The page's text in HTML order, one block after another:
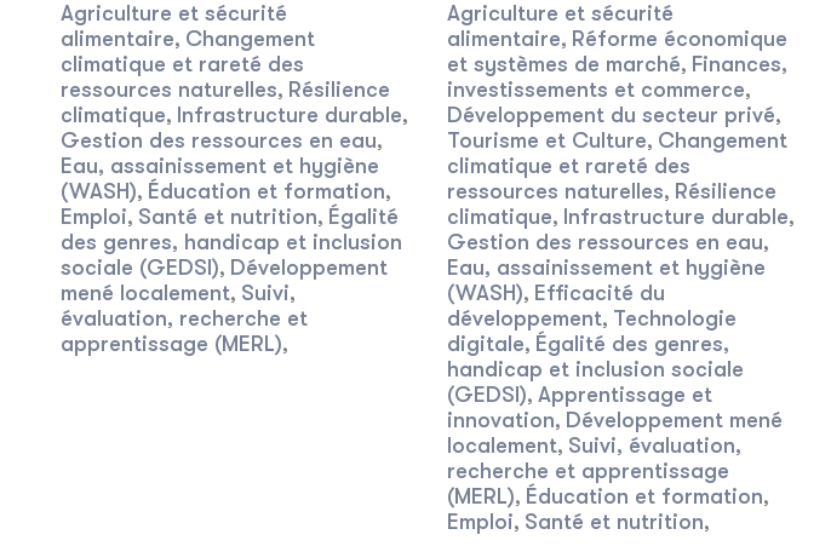
Agriculture et sécurité
alimentaire, Changement
climatique et rareté des
ressources naturelles, Résilience
climatique, Infrastructure durable,
Gestion des ressources en eau,
Eau, assainissement et hygiène
(WASH), Éducation et formation,
Emploi, Santé et nutrition, Égalité
des genres, handicap et inclusion
sociale (GEDSI), Développement
mené localement, Suivi,
évaluation, recherche et
apprentissage (MERL),
Agriculture et sécurité
alimentaire, Réforme économique
et systèmes de marché, Finances,
investissements et commerce,
Développement du secteur privé,
Tourisme et Culture, Changement
climatique et rareté des
ressources naturelles, Résilience
climatique, Infrastructure durable,
Gestion des ressources en eau,
Eau, assainissement et hygiène
(WASH), Efficacité du
développement, Technologie
digitale, Égalité des genres,
handicap et inclusion sociale
(GEDSI), Apprentissage et
innovation, Développement mené
localement, Suivi, évaluation,
recherche et apprentissage
(MERL), Éducation et formation,
Emploi, Santé et nutrition,